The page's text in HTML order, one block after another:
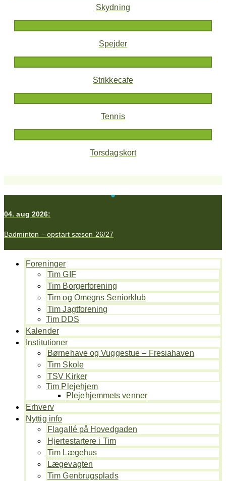
Skydning
Spejder
Strikkecafe
Tennis
Torsdagskort
04. aug 2026:
Badminton – opstart sæson 26/27
Foreninger
Tim GIF
Tim Borgerforening
Tim og Omegns Seniorklub
Tim Jagtforening
Tim DDS
Kalender
Institutioner
Børnehave og Vuggestue – Fresiahaven
Tim Skole
TSV Kirker
Tim Plejehjem
Plejehjemmets venner
Erhverv
Nyttig info
Flagallé på Hovedgaden
Hjertestartere i Tim
Tim Lægehus
Lægevagten
Tim Genbrugsplads